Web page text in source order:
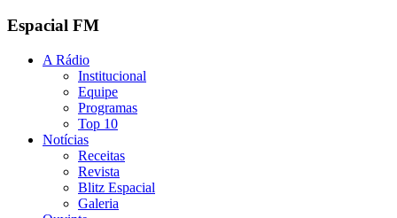
Espacial FM
A Rádio
Institucional
Equipe
Programas
Top 10
Notícias
Receitas
Revista
Blitz Espacial
Galeria